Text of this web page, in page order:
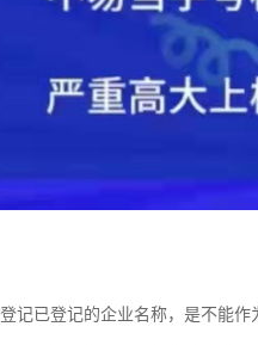
记已登记的企业名称，是不能作